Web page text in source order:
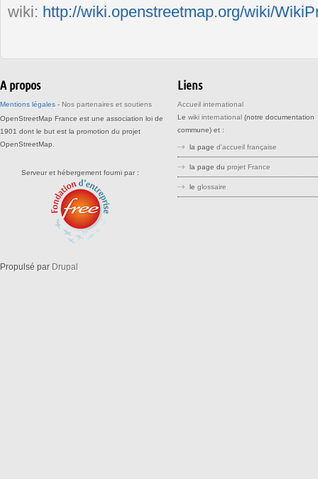
wiki: http://wiki.openstreetmap.org/wiki/
A propos
Mentions légales - Nos partenaires et soutiens
OpenStreetMap France est une association loi de
1901 dont le but est la promotion du projet
OpenStreetMap.
Serveur et hébergement fourni par :
Propulsé par Drupal
Liens
Accueil international
Le wiki international (notre documentation
commune) et :
la page d'accueil française
la page du projet France
le glossaire